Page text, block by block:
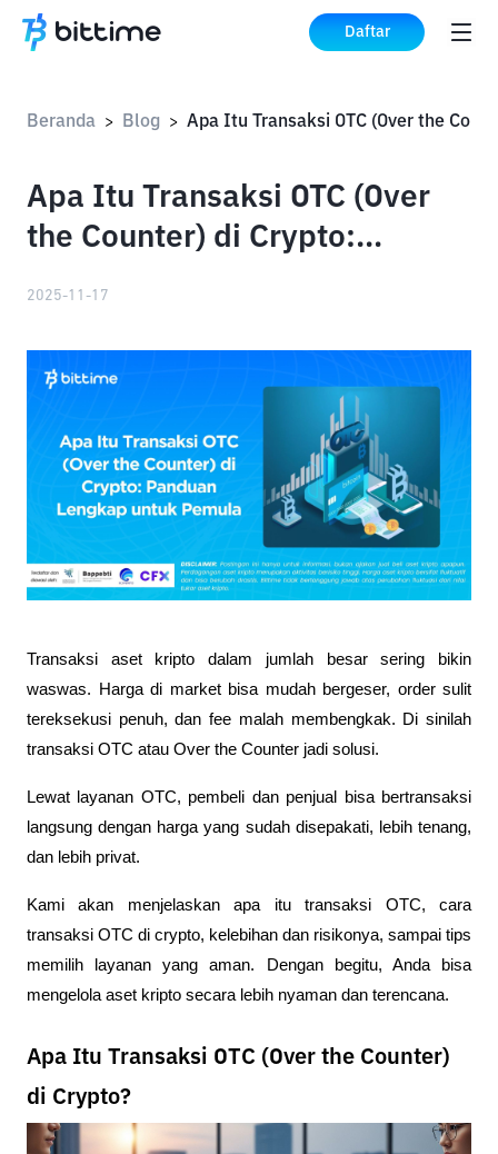
Daftar
Beranda > Blog >
Apa Itu Transaksi OTC (Over
the Counter) di Crypto:
2025-11-17
Transaksi aset kripto dalam jumlah besar sering bikin
waswas. Harga di market bisa mudah bergeser, order sulit
tereksekusi penuh, dan fee malah membengkak. Di sinilah
transaksi OTC atau Over the Counter jadi solusi.
Lewat layanan OTC, pembeli dan penjual bisa bertransaksi
langsung dengan harga yang sudah disepakati, lebih tenang,
dan lebih privat.
Kami akan menjelaskan apa itu transaksi OTC, cara
transaksi OTC di crypto, kelebihan dan risikonya, sampai tips
memilih layanan yang aman. Dengan begitu, Anda bisa
mengelola aset kripto secara lebih nyaman dan terencana.
Apa Itu Transaksi OTC (Over the Counter)
di Crypto?